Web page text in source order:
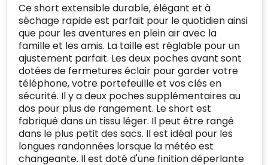
Ce short extensible durable, élégant et à
séchage rapide est parfait pour le quotidien ainsi
que pour les aventures en plein air avec la
famille et les amis. La taille est réglable pour un
ajustement parfait. Les deux poches avant sont
dotées de fermetures éclair pour garder votre
téléphone, votre portefeuille et vos clés en
sécurité. Il y a deux poches supplémentaires au
dos pour plus de rangement. Le short est
fabriqué dans un tissu léger. Il peut être rangé
dans le plus petit des sacs. Il est idéal pour les
longues randonnées lorsque la météo est
changeante. Il est doté d'une finition déperlante
Telefoonnummer:+32 479 88 00 36 Geverifieerd
E-
mailadres:
mia@linkkado.be Geverifieerd
BEDRIJFSGEGEVENS
Bedrijfsnaam: Linkkado
Domein: linkkado.be
Oprichting van de
onderneming
2026
op veiligheidsproblemen.
Safe Browsing:geen probleem
gedetecteerd
Blacklist Geen site op de zwarte lijst
Geldig SSL-certificaat
Spam E-mail is spamvrij
Websites die consequent een hoog niveau
van klanttevredenheid handhaven en
voldoen aan een hoog niveau van
veiligheidsprotocol, kunnen Trustindex-
certificaat verkrijgen. Zoekt u bij het winkelen
naar de certificaten van Trustindex en koopt u
met vertrouwen!
Meer informatie»